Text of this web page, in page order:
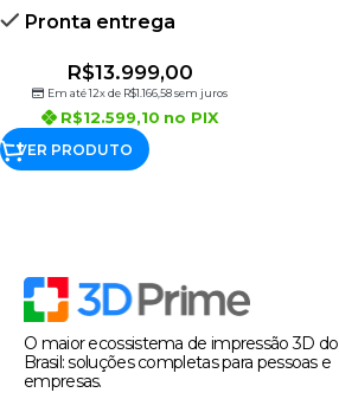
Pronta entrega
R$13.999,00
Em até 12x de R$1.166,58sem juros
R$12.599,10 no PIX
VER PRODUTO
O maior ecossistema de impressão 3D do
Brasil: soluções completas para pessoas e
empresas.